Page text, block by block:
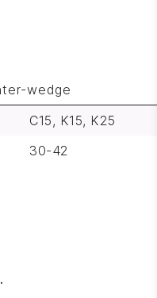
wedge
C15, K15, K25
30-42